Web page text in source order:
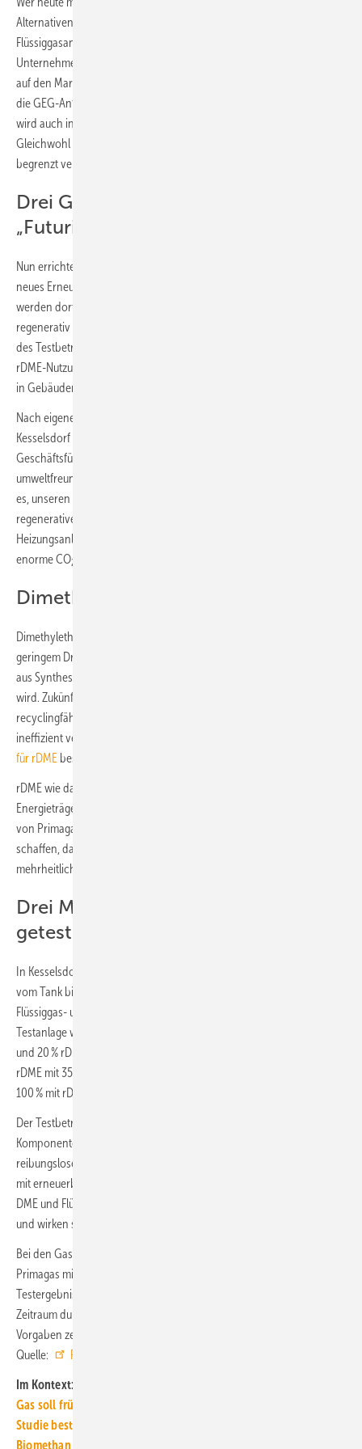
Alternativen, um langfristig im Geschäft zu bleiben. So hat der
Flüssiggasanbieter Primagas, Krefeld, schon 2018 als erstes
Unternehmen biogenes Flüssiggas (BioLPG, heute: „Futuria Propan“)
auf den Markt gebracht und seit 2020 erfüllt biogenes Flüssiggas auch
die GEG-Anforderungen an die Nutzung erneuerbarer Energien und
wird auch in der GEG-Novelle als Erfüllungsoption berücksichtigt.
Gleichwohl werden nachhaltige Biomasse und Abfallstoffe immer
begrenzt verfügbare Rohstoff bleiben.
Drei Gasthermen werden mit
„Futuria DME“ versorgt
Nun errichtet Primagas in Kesselsdorf bei Dresden Testanlagen für ein
neues Erneuerbare-Energien-Flüssiggas-Projekt. Bis Ende 2024
werden dort drei Tanks inklusive Gastherme mit „Futuria DME“, einem
regenerativ hergestellten Dimethylether (rDME) betrieben. Im Fokus
des Testbetriebs stehen die technischen Voraussetzungen für eine
rDME-Nutzung in Flüssiggas-Versorgungsanlagen für Heizungsanlagen
in Gebäuden.
Nach eigenen Angaben ist Primagas mit dem Testprojekt in
Kesselsdorf Vorreiter in der Branche. Stephan Klosterkamp,
Geschäftsführer von Primagas: „Erneuerbarer DME ist ein innovativer,
umweltfreundlicher Energieträger mit großem Potenzial. Unser Ziel ist
es, unseren Kunden bald neben biogenem Flüssiggas einen weiteren
regenerativen Energieträger für den Einsatz in Standard-
Heizungsanlagen anzubieten. Das ist ein großer Schritt nach vorn, der
enorme CO2
Dimethylether DME und rDME
Dimethylether (DME) ist ein farbloses Gas, das sich schon unter
geringem Druck verflüssigt, ähnlich wie Flüssiggas (LPG). rDME wird
aus Synthesegas gewonnen, das regenerativ aus Biomasse hergestellt
wird. Zukünftig soll er auch aus anderen Ausgangsstoffen wie nicht
recyclingfähigen Abfällen hergestellt werden, die bisher noch
ineffizient verbrannt werden. Die
für rDME beschreibt eine FfE-Machbarkeitsstudie.
rDME wie das „Futuria DME“ von Primagas ist im Vergleich zu fossilen
Energieträgern in der Gesamtbilanz um bis zu 85 % CO
von Primagas ist es, die technischen Voraussetzungen dafür zu
schaffen, dass bestehende Flüssiggas-Anlagen perspektivisch anteilig,
mehrheitlich oder vollständig mit rDME betrieben werden können.
Drei Mischungsverhältnisse werden
getestet
In Kesselsdorf werden deshalb drei vollständige Heizungsanlagen
vom Tank bis zur Gastherme errichtet und mit verschiedenen
Flüssiggas- und Futuria-DME-Mischungsverhältnissen betrieben. Eine
Testanlage wird dabei mit einem Mischungsverhältnis von 80 % LPG
und 20 % rDME betrieben. Eine zweite prüft den Einsatz von 65 %
rDME mit 35 % konventionellem LPG. Die dritte Testanlage wird zu
100 % mit rDME befüllt.
Der Testbetrieb soll zeigen, ob und inwieweit technische
Komponenten wie Regler, Ventile und Leitungen für einen
reibungslosen anteiligen, mehrheitlichen oder vollständigen Betrieb
mit erneuerbarem DME angepasst werden müssen. Der Grund: Futuria
DME und Flüssiggas sind chemisch sehr ähnlich, aber nicht identisch
und wirken sich unterschiedlich auf Materialien aus.
Bei den Gasthermen und technischen Komponenten kooperiert
Primagas mit deutschen Marktführern. Ende 2024 sollen die
Testergebnisse vorliegen. Die Tests werden über den gesamten
Zeitraum durch ein Prüfinstitut begleitet und nach den gesetzlichen
Vorgaben zertifiziert. ■
Quelle:
Primagas
Im Kontext:
Gas soll früher teurer werden: Lindner kassiert 7 % MwSt. ein
Studie bestätigt: Wärmepumpe heizt günstiger als Gas-Heizung
Biomethan für Wärmewende: Abschied schon vor dem Start?